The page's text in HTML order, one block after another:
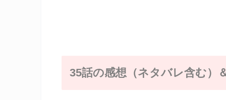
35話の感想（ネタバレ含む）